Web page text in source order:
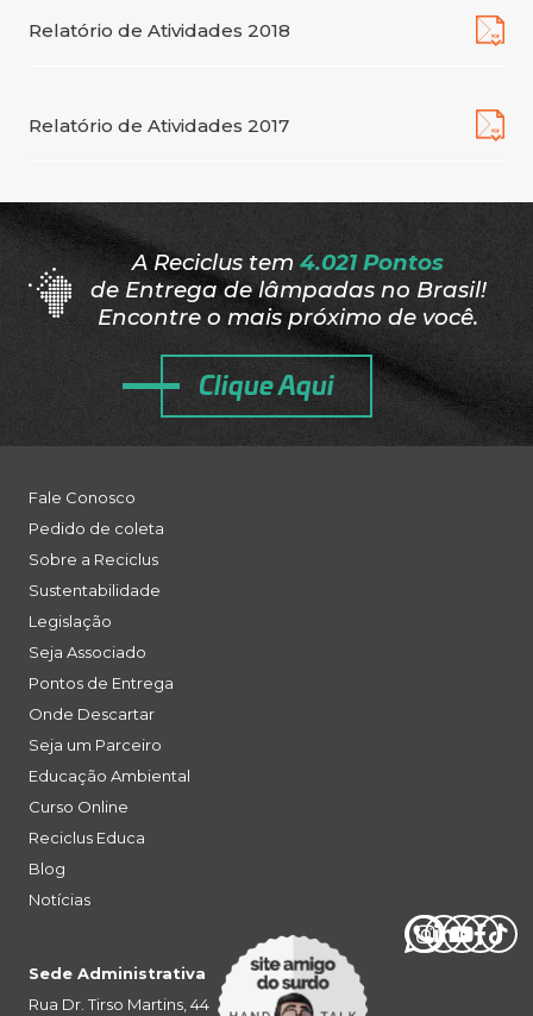
Relatório de Atividades 2018
Relatório de Atividades 2017
A Reciclus tem 4.021 Pontos
de Entrega de lâmpadas no Brasil!
Encontre o mais próximo de você.
Clique Aqui
Fale Conosco
Pedido de coleta
Sobre a Reciclus
Sustentabilidade
Legislação
Seja Associado
Pontos de Entrega
Onde Descartar
Seja um Parceiro
Educação Ambiental
Curso Online
Reciclus Educa
Blog
Notícias
Sede Administrativa
Rua Dr. Tirso Martins, 44